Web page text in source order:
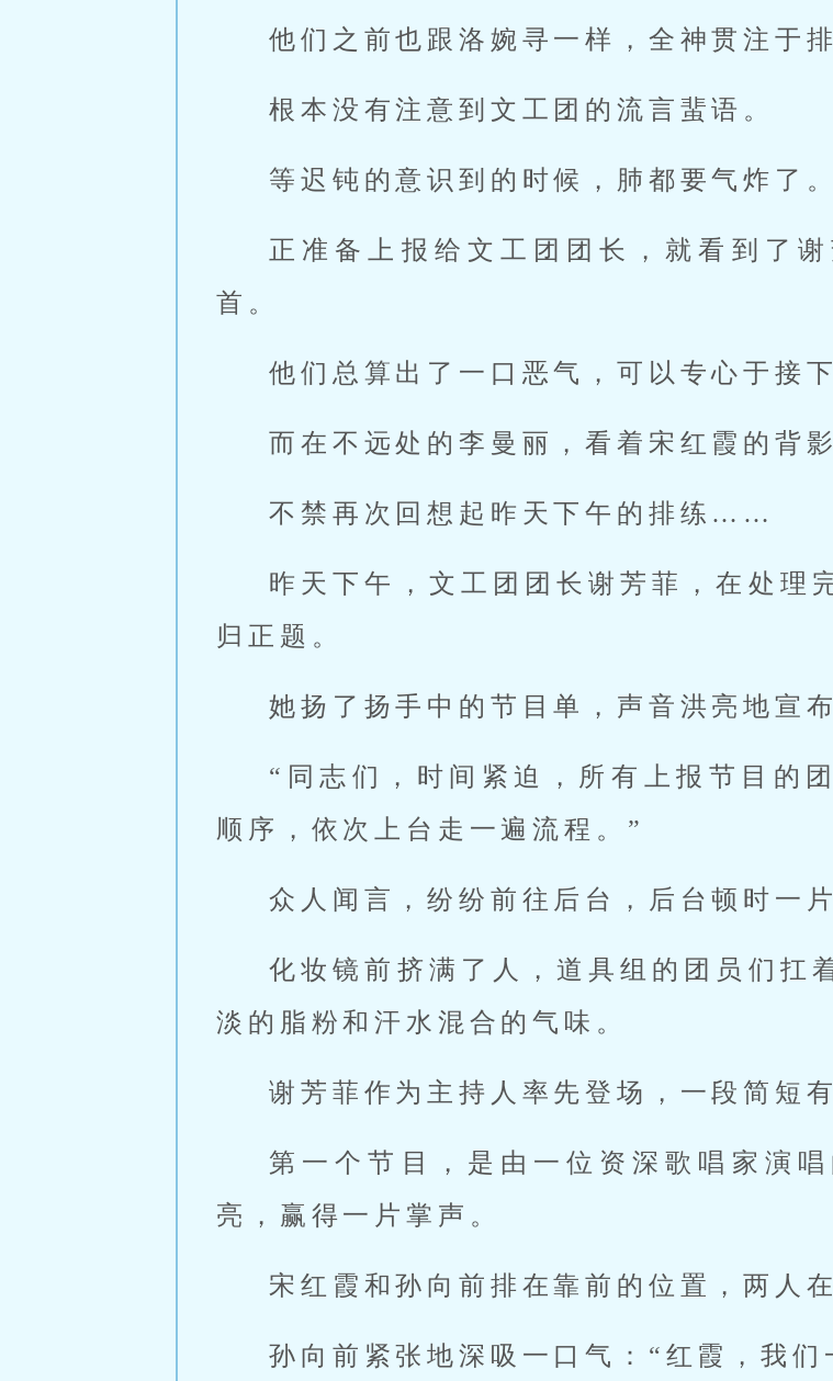
他们之前也跟洛婉寻一样，全神贯注于
根本没有注意到文工团的流言蜚语。
等迟钝的意识到的时候，肺都要气炸了。
正准备上报给文工团团长，就看到了
首。
他们总算出了一口恶气，可以专心于接
而在不远处的李曼丽，看着宋红霞的背
不禁再次回想起昨天下午的排练……
昨天下午，文工团团长谢芳菲，在处理
归正题。
她扬了扬手中的节目单，声音洪亮地宣布
“同志们，时间紧迫，所有上报节目的
顺序，依次上台走一遍流程。”
众人闻言，纷纷前往后台，后台顿时一片
化妆镜前挤满了人，道具组的团员们扛
淡的脂粉和汗水混合的气味。
谢芳菲作为主持人率先登场，一段简短
第一个节目，是由一位资深歌唱家演
亮，赢得一片掌声。
宋红霞和孙向前排在靠前的位置，两人
孙向前紧张地深吸一口气：“红霞，我们